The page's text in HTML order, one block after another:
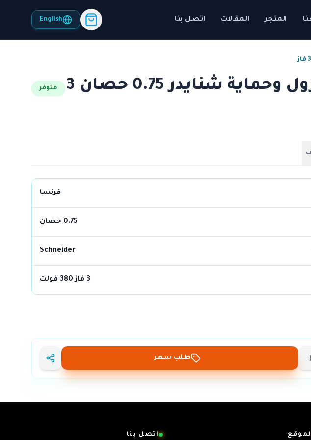
المتجر المقالات اتصل بنا English
لوحة كنترول وحماية شنايدر 0.75 حصان 3
متوفر
فرنسا
0.75 حصان
Schneider
3 فاز 380 فولت
طلب سعر
اتصل بنا